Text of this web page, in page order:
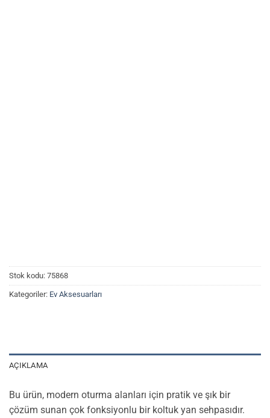
Stok kodu: 75868
Kategoriler: Ev Aksesuarları
AÇIKLAMA
Bu ürün, modern oturma alanları için pratik ve şık bir
çözüm sunan çok fonksiyonlu bir koltuk yan sehpasıdır.